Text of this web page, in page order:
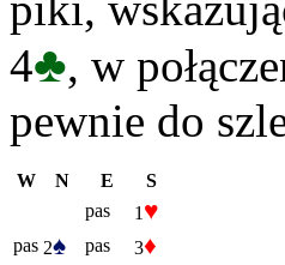
4♣, w
pewnie do
W N E
S
pas
1 ♥
pas 2♠ pas 3♦